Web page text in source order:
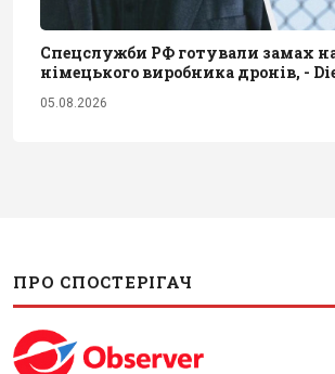
Спецслужби РФ готували замах
німецького виробника дронів, -
05.08.2026
ПРО СПОСТЕРІГАЧ